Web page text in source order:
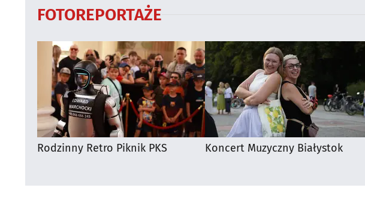
FOTOREPORTAŻE
Rodzinny Retro Piknik PKS Koncert Muzyczny Białystok